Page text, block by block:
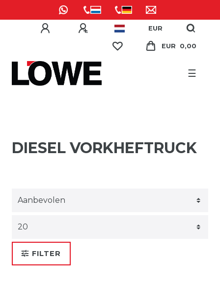
EUR
EUR 0,00
☰
DIESEL VORKHEFTRUCK
FILTER